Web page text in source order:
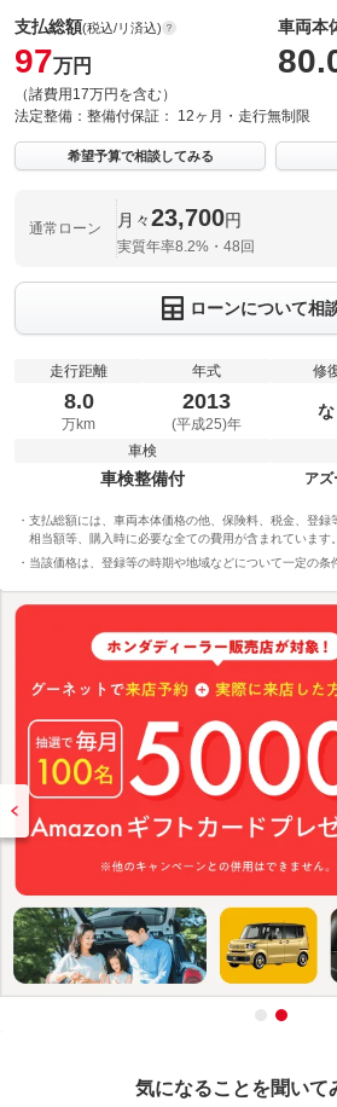
支払総額(税込/リ済込)
97万円
（諸費用17万円を含む）
車両本
法定整備： 整備付保証： 12ヶ月・走行無制限
希望予算で相談してみる
通常ローン 月々23,700円
実質年率8.2%・48回
ローンについて相
走行距離
8.0
万km
年式
2013
(平成25)年
修
車検
車検整備付
ア
支払総額には、車両本体価格の他、保険料、税金、登録
相当額等、購入時に必要な全ての費用が含まれています。
当該価格は、登録等の時期や地域などについて一定の条
気になることを聞いて